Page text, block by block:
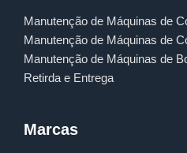
Manutenção de Máquinas de
Manutenção de Máquinas de
Manutenção de Máquinas de
Retirda e Entrega
Marcas